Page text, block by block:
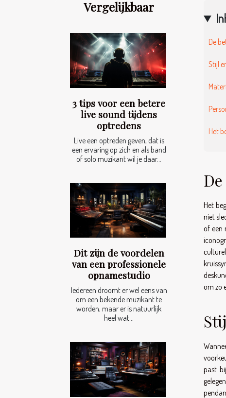
Vergelijkbaar
3 tips voor een betere
live sound tijdens
optredens
Live een optreden geven, dat is
een ervaring op zich en als band
of solo muzikant wil je daar...
Dit zijn de voordelen
van een professionele
opnamestudio
Iedereen droomt er wel eens van
om een bekende muzikant te
worden, maar er is natuurlijk
heel wat...
De
Stijl
Het
Het
niet
of een
om zo
past